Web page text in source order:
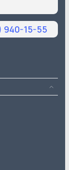
940-15-55